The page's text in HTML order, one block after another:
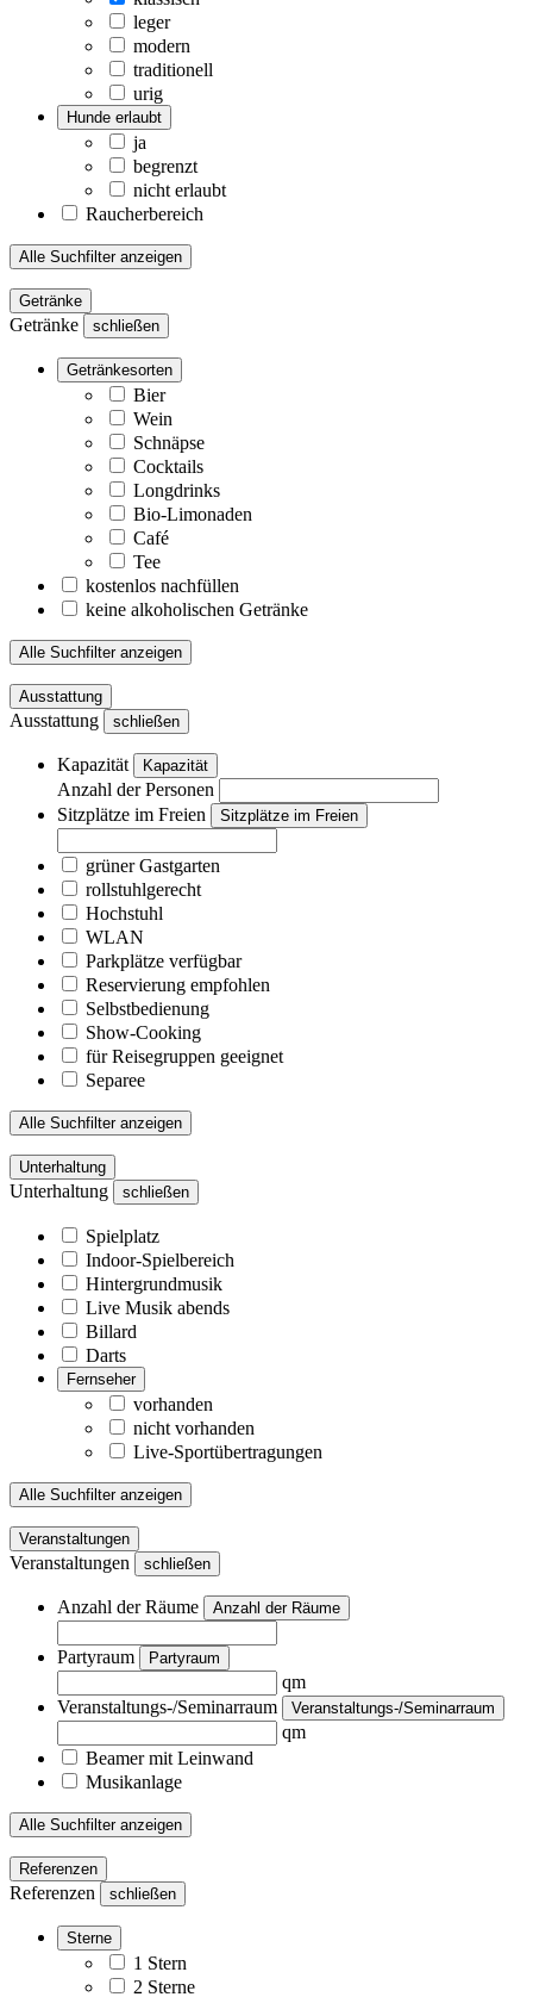
leger
modern
traditionell
urig
Hunde erlaubt
ja
begrenzt
nicht erlaubt
Raucherbereich
Alle Suchfilter anzeigen
Getränke
Getränke schließen
Getränkesorten
Bier
Wein
Schnäpse
Cocktails
Longdrinks
Bio-Limonaden
Café
Tee
kostenlos nachfüllen
keine alkoholischen Getränke
Alle Suchfilter anzeigen
Ausstattung
Ausstattung schließen
Kapazität Kapazität
Anzahl der Personen
Sitzplätze im Freien
Sitzplätze im Freien
grüner Gastgarten
rollstuhlgerecht
Hochstuhl
WLAN
Parkplätze verfügbar
Reservierung empfohlen
Selbstbedienung
Show-Cooking
für Reisegruppen geeignet
Separee
Alle Suchfilter anzeigen
Unterhaltung
Unterhaltung schließen
Spielplatz
Indoor-Spielbereich
Hintergrundmusik
Live Musik abends
Billard
Darts
Fernseher
vorhanden
nicht vorhanden
Live-Sportübertragungen
Alle Suchfilter anzeigen
Veranstaltungen
Veranstaltungen schließen
Anzahl der Räume Anzahl der Räume
Partyraum Partyraum
qm
Veranstaltungs-/Seminarraum
Veranstaltungs-/Seminarraum
qm
Beamer mit Leinwand
Musikanlage
Alle Suchfilter anzeigen
Referenzen
Referenzen schließen
Sterne
1 Stern
2 Sterne